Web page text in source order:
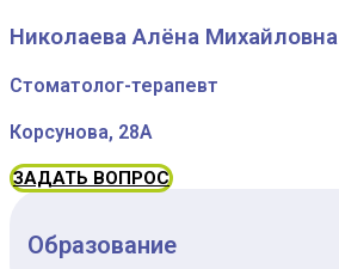
Николаева Алёна Михайловна
Стоматолог-терапевт
Корсунова, 28А
ЗАДАТЬ ВОПРОС
Образование